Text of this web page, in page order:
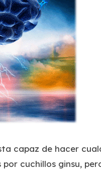
capaz de hacer
cuchillos ginsu,